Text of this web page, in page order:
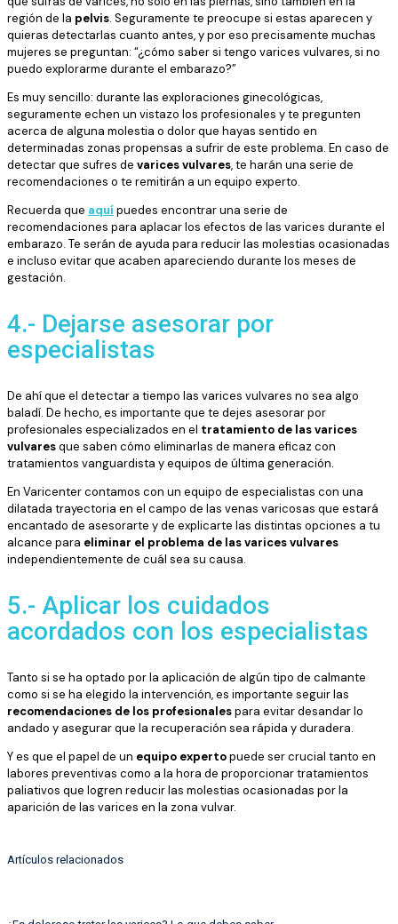
región de la pelvis. Seguramente te preocupe si estas aparecen y
quieras detectarlas cuanto antes, y por eso precisamente muchas
mujeres se preguntan: “¿cómo saber si tengo varices vulvares, si no
puedo explorarme durante el embarazo?”
Es muy sencillo: durante las exploraciones ginecológicas,
seguramente echen un vistazo los profesionales y te pregunten
acerca de alguna molestia o dolor que hayas sentido en
determinadas zonas propensas a sufrir de este problema. En caso de
detectar que sufres de varices vulvares, te harán una serie de
recomendaciones o te remitirán a un equipo experto.
Recuerda que aquípuedes encontrar una serie de
recomendaciones para aplacar los efectos de las varices durante el
embarazo. Te serán de ayuda para reducir las molestias ocasionadas
e incluso evitar que acaben apareciendo durante los meses de
gestación.
4.- Dejarse asesorar por
especialistas
De ahí que el detectar a tiempo las varices vulvares no sea algo
baladí. De hecho, es importante que te dejes asesorar por
profesionales especializados en el tratamiento de las varices
vulvaresque saben cómo eliminarlas de manera eficaz con
tratamientos vanguardista y equipos de última generación.
En Varicenter contamos con un equipo de especialistas con una
dilatada trayectoria en el campo de las venas varicosas que estará
encantado de asesorarte y de explicarte las distintas opciones a tu
alcance para eliminar el problema de las varices vulvares
independientemente de cuál sea su causa.
5.- Aplicar los cuidados
acordados con los especialistas
Tanto si se ha optado por la aplicación de algún tipo de calmante
como si se ha elegido la intervención, es importante seguir las
recomendaciones de los profesionalespara evitar desandar lo
andado y asegurar que la recuperación sea rápida y duradera.
Y es que el papel de un equipo expertopuede ser crucial tanto en
labores preventivas como a la hora de proporcionar tratamientos
paliativos que logren reducir las molestias ocasionadas por la
aparición de las varices en la zona vulvar.
Artículos relacionados